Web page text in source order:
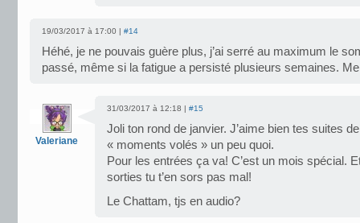
19/03/2017 à 17:00 | #14
Héhé, je ne pouvais guère plus, j’ai serré au maximum le
passé, même si la fatigue a persisté plusieurs semaines.
Valeriane
31/03/2017 à 12:18 | #15
Joli ton rond de janvier. J’aime bien tes suites
« moments volés » un peu quoi.
Pour les entrées ça va! C’est un mois spécial.
sorties tu t’en sors pas mal!
Le Chattam, tjs en audio?